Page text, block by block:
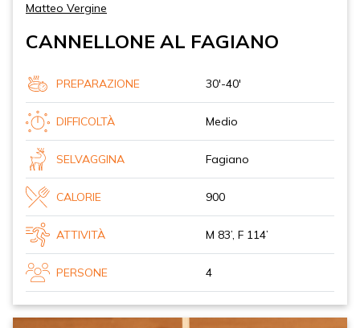
Matteo Vergine
CANNELLONE AL FAGIANO
PREPARAZIONE 30'-40'
DIFFICOLTÀ Medio
SELVAGGINA Fagiano
CALORIE 900
ATTIVITÀ M 83’, F 114’
PERSONE 4